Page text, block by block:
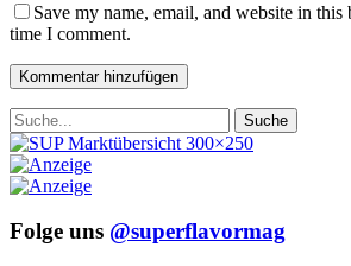
Save my name, email, and website in
time I comment.
Folge uns @superflavormag